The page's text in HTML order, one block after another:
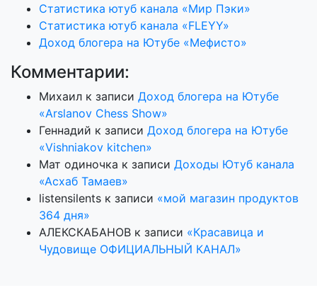
Статистика ютуб канала «Мир Пэки»
Статистика ютуб канала «FLEYY»
Доход блогера на Ютубе «Мефисто»
Комментарии:
Михаил к записи Доход блогера на Ютубе
«Arslanov Chess Show»
Геннадий к записи Доход блогера на Ютубе
«Vishniakov kitchen»
Мат одиночка к записи Доходы Ютуб канала
«Асхаб Тамаев»
listensilents к записи «мой магазин продуктов
364 дня»
АЛЕКСКАБАНОВ к записи «Красавица и
Чудовище ОФИЦИАЛЬНЫЙ КАНАЛ»